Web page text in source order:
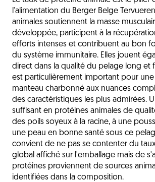
l'alimentation du Berger Belge
animales soutiennent la masse
développée, participent à la
efforts intenses et contribuent au bon
du système immunitaire. Elles jouent
direct dans la qualité du pelage long et
est particulièrement important pour
manteau charbonné aux nuances
des caractéristiques les plus admirées.
suffisant en protéines animales de
des poils soyeux à la racine, à une
une peau en bonne santé sous ce
convient de ne pas se contenter du
global affiché sur l'emballage mais de
protéines proviennent de sources
identifiées dans la composition.